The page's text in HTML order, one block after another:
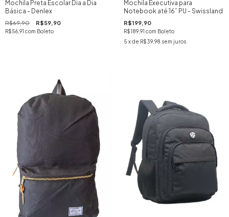
Mochila Preta Escolar Dia a Dia
Básica - Denlex
R$69,90 R$59,90
R$56,91 com Boleto
Mochila Executiva para
Notebook até 16” PU - Swissland
R$199,90
R$189,91 com Boleto
5 x de R$39,98 sem juros